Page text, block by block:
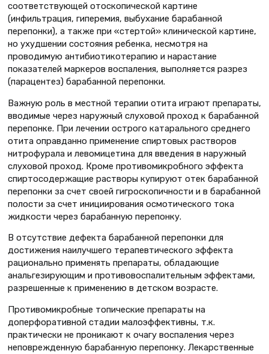
соответствующей отоскопической картине
(инфильтрация, гиперемия, выбухание барабанной
перепонки), а также при «стертой» клинической картине,
но ухудшении состояния ребенка, несмотря на
проводимую антибиотикотерапию и нарастание
показателей маркеров воспаления, выполняется разрез
(парацентез) барабанной перепонки.
Важную роль в местной терапии отита играют препараты,
вводимые через наружный слуховой проход к барабанной
перепонке. При лечении острого катарального среднего
отита оправданно применение спиртовых растворов
нитрофурала и левомицетина для введения в наружный
слуховой проход. Кроме противомикробного эффекта
спиртосодержащие растворы купируют отек барабанной
перепонки за счет своей гигроскопичности и в барабанной
полости за счет инициирования осмотического тока
жидкости через барабанную перепонку.
В отсутствие дефекта барабанной перепонки для
достижения наилучшего терапевтического эффекта
рационально применять препараты, обладающие
анальгезирующим и противовоспалительным эффектами,
разрешенные к применению в детском возрасте.
Противомикробные топические препараты на
доперфоративной стадии малоэффективны, т.к.
практически не проникают к очагу воспаления через
неповрежденную барабанную перепонку. Лекарственные